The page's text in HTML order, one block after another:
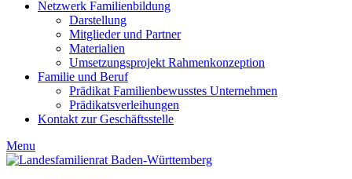
Netzwerk Familienbildung
Darstellung
Mitglieder und Partner
Materialien
Umsetzungsprojekt Rahmenkonzeption
Familie und Beruf
Prädikat Familienbewusstes Unternehmen
Prädikatsverleihungen
Kontakt zur Geschäftsstelle
Menu